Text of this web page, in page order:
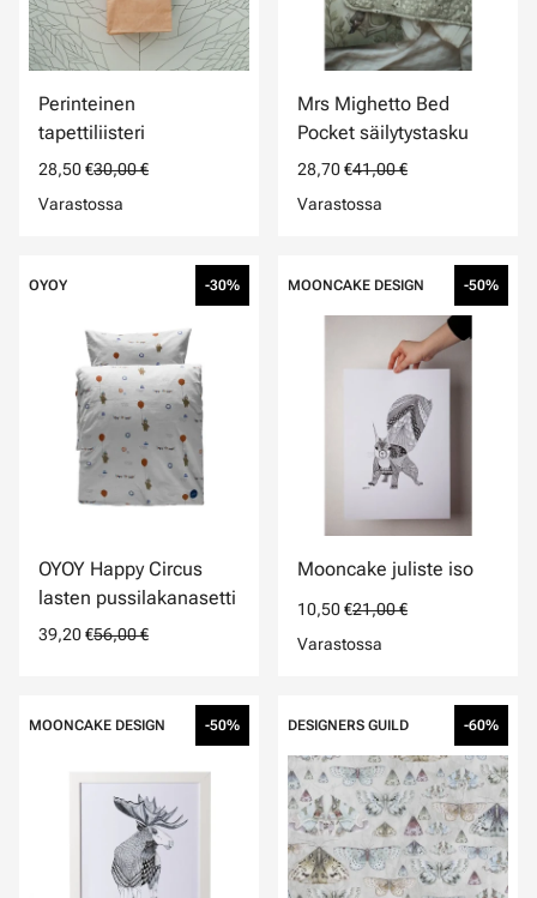
Perinteinen
tapettiliisteri
28,50 €30,00 €
Varastossa
Mrs Mighetto Bed
Pocket säilytystasku
28,70 €41,00 €
Varastossa
OYOY -30%
OYOY Happy Circus
lasten pussilakanasetti
39,20 €56,00 €
MOONCAKE DESIGN -50%
Mooncake juliste iso
10,50 €21,00 €
Varastossa
MOONCAKE DESIGN -50% DESIGNERS GUILD -60%